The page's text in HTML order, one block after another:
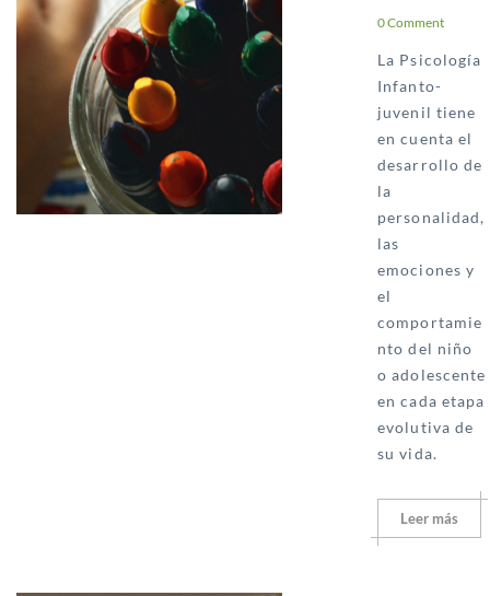
0 Comment
La Psicología
Infanto-
juvenil tiene
en cuenta el
desarrollo de
la
personalidad,
las
emociones y
el
comportamie
nto del niño
o adolescente
en cada etapa
evolutiva de
su vida.
Leer más